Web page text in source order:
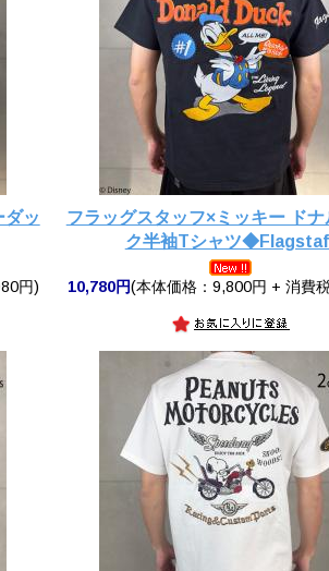
ダッ
円)
フラッグスタッフ×ミッキー ドナ
ク半袖Tシャツ
10,780円(本体価格：9,800円 + 消費